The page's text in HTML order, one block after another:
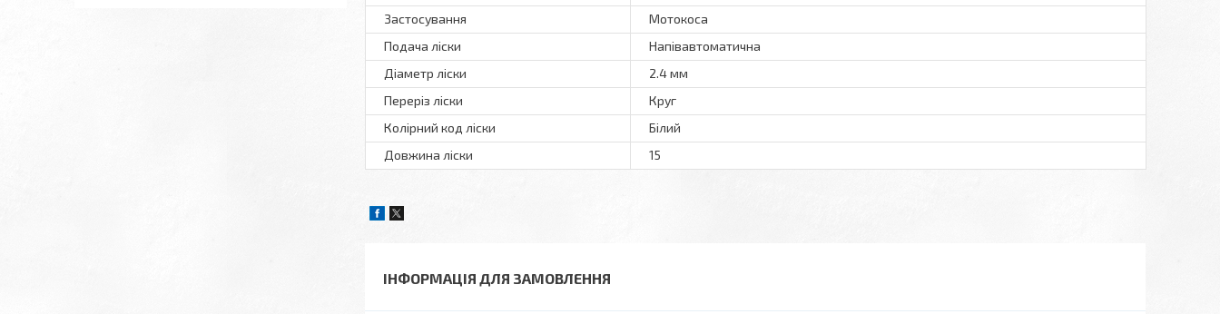
Застосування
Мотокоса
Подача ліски
Напівавтоматична
Діаметр ліски
2.4 мм
Переріз ліски
Круг
Колірний код ліски
Білий
Довжина ліски
15
ІНФОРМАЦІЯ ДЛЯ ЗАМОВЛЕННЯ